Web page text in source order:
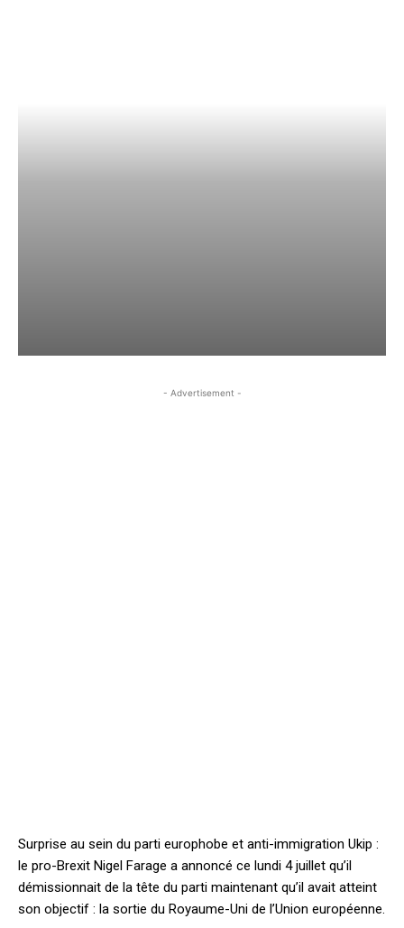
- Advertisement -
Surprise au sein du parti europhobe et anti-immigration Ukip :
le pro-Brexit Nigel Farage a annoncé ce lundi 4 juillet qu’il
démissionnait de la tête du parti maintenant qu’il avait atteint
son objectif : la sortie du Royaume-Uni de l’Union européenne.